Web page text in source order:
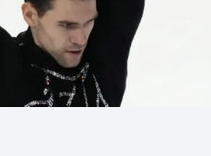
Plážový volejbal